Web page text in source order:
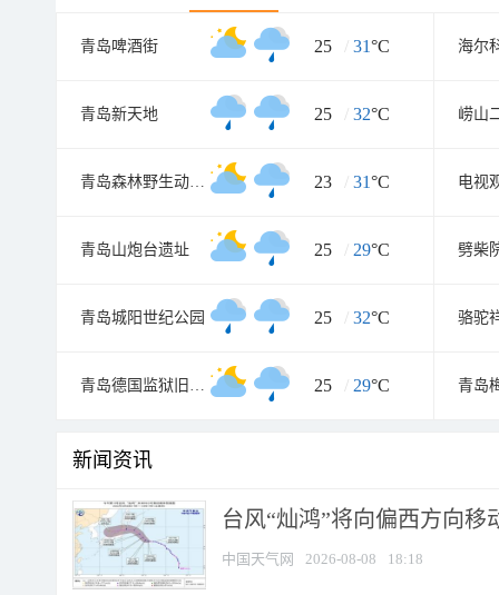
青岛啤酒街 25 / 31°C 海尔
青岛新天地 25 / 32°C 崂山
青岛森林野生动物世界 23 / 31°C 电视
青岛山炮台遗址 25 / 29°C 劈柴
青岛城阳世纪公园 25 / 32°C 骆驼
青岛德国监狱旧址博物馆 25 / 29°C 青岛
新闻资讯
台风“灿鸿”将向偏西方向移
中国天气网 2026-08-08 18:18